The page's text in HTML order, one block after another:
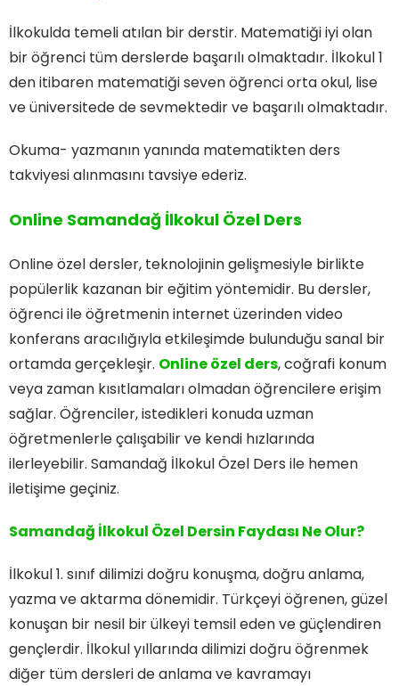
İlkokulda temeli atılan bir derstir. Matematiği iyi olan
bir öğrenci tüm derslerde başarılı olmaktadır. İlkokul 1
den itibaren matematiği seven öğrenci orta okul, lise
ve üniversitede de sevmektedir ve başarılı olmaktadır.
Okuma- yazmanın yanında matematikten ders
takviyesi alınmasını tavsiye ederiz.
Online Samandağ İlkokul Özel Ders
Online özel dersler, teknolojinin gelişmesiyle birlikte
popülerlik kazanan bir eğitim yöntemidir. Bu dersler,
öğrenci ile öğretmenin internet üzerinden video
konferans aracılığıyla etkileşimde bulunduğu sanal bir
ortamda gerçekleşir. Online özel ders, coğrafi konum
veya zaman kısıtlamaları olmadan öğrencilere erişim
sağlar. Öğrenciler, istedikleri konuda uzman
öğretmenlerle çalışabilir ve kendi hızlarında
ilerleyebilir. Samandağ İlkokul Özel Ders ile hemen
iletişime geçiniz.
Samandağ İlkokul Özel Dersin Faydası Ne Olur?
İlkokul 1. sınıf dilimizi doğru konuşma, doğru anlama,
yazma ve aktarma dönemidir. Türkçeyi öğrenen, güzel
konuşan bir nesil bir ülkeyi temsil eden ve güçlendiren
gençlerdir. İlkokul yıllarında dilimizi doğru öğrenmek
diğer tüm dersleri de anlama ve kavramayı